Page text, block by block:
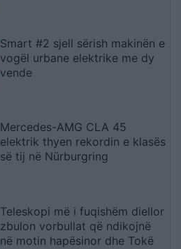
Smart #2 sjell sërish makinën e
vogël urbane elektrike me dy
vende
Mercedes-AMG CLA 45
elektrik thyen rekordin e klasës
së tij në Nürburgring
Teleskopi më i fuqishëm diellor
zbulon vorbullat që ndikojnë
në motin hapësinor dhe Tokë